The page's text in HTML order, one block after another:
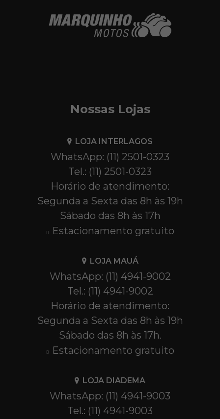
Nossas Lojas
LOJA INTERLAGOS
WhatsApp: (11) 2501-0323
Tel.: (11) 2501-0323
Horário de atendimento:
Segunda a Sexta das 8h às 19h
Sábado das 8h às 17h
Estacionamento gratuito
LOJA MAUÁ
WhatsApp: (11) 4941-9002
Tel.: (11) 4941-9002
Horário de atendimento:
Segunda a Sexta das 8h às 19h
Sábado das 8h às 17h.
Estacionamento gratuito
LOJA DIADEMA
WhatsApp: (11) 4941-9003
Tel.: (11) 4941-9003